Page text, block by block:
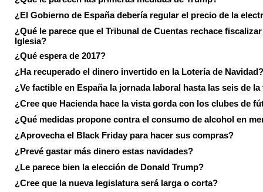
¿El Gobierno de España debería regular el precio de la
¿Qué le parece que el Tribunal de Cuentas rechace fiscalizar
Iglesia?
¿Qué espera de 2017?
¿Ha recuperado el dinero invertido en la Lotería de Navidad?
¿Ve factible en España la jornada laboral hasta las seis de la
¿Cree que Hacienda hace la vista gorda con los clubes de
¿Qué medidas propone contra el consumo de alcohol en
¿Aprovecha el Black Friday para hacer sus compras?
¿Prevé gastar más dinero estas navidades?
¿Le parece bien la elección de Donald Trump?
¿Cree que la nueva legislatura será larga o corta?